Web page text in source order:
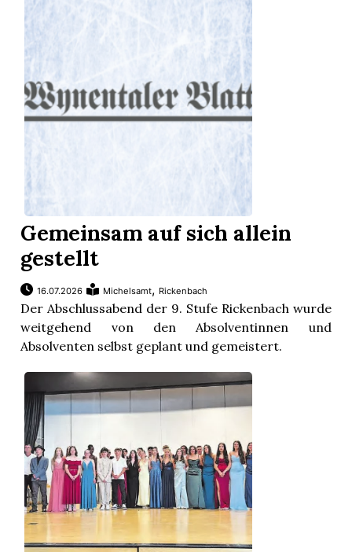
Paper
Burg
Gemeinsam auf sich allein
gestellt
16.07.2026 Michelsamt, Rickenbach
Der Abschlussabend der 9. Stufe Rickenbach wurde
weitgehend von den Absolventinnen und
Absolventen selbst geplant und gemeistert.